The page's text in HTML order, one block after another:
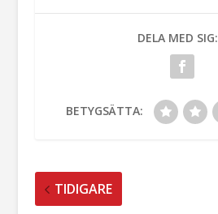
DELA MED SIG:
BETYGSÄTTA:
TIDIGARE